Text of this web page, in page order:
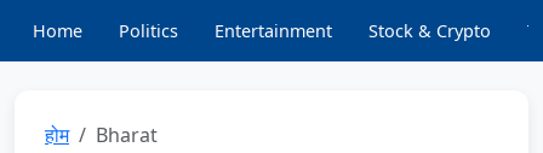
Home Politics Entertainment Stock & Crypto
होम Bharat